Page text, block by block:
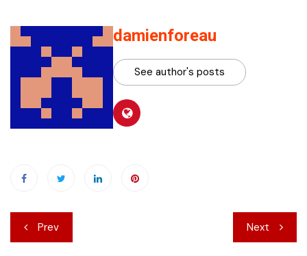
damienforeau
See author's posts
Navigation
de
Prev Next